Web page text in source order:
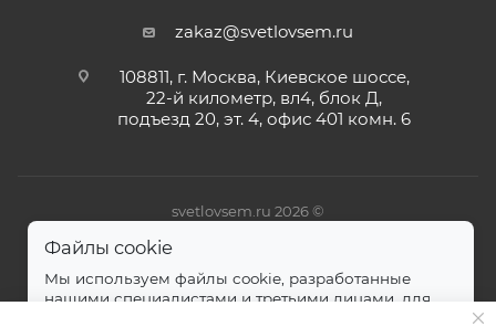
zakaz@svetlovsem.ru
108811, г. Москва, Киевское шоссе,
22-й километр, вл4, блок Д,
подъезд 20, эт. 4, офис 401 комн. 6
svetlovsem.ru 2026 ©
Файлы cookie
Мы используем файлы cookie, разработанные
нашими специалистами и третьими лицами, для